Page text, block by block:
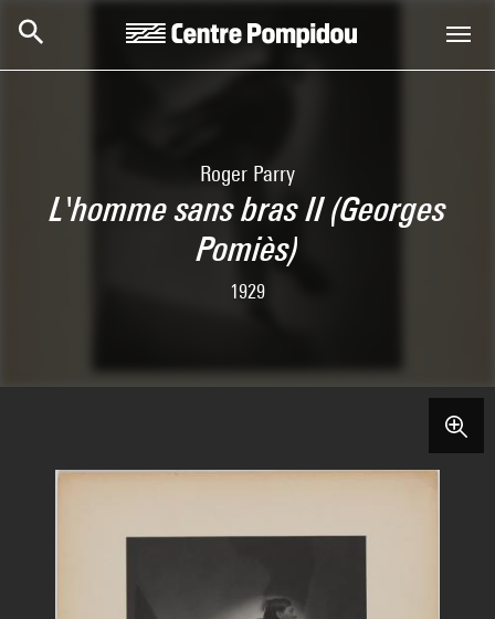
Roger Parry
L'homme sans bras II (Georges
Pomiès)
1929